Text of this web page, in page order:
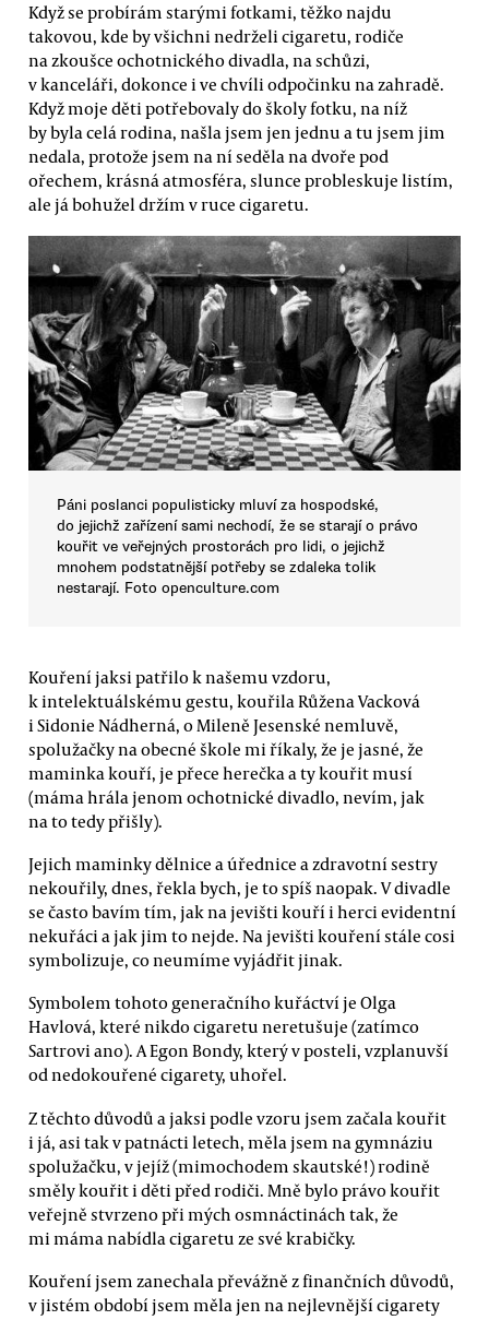
Když se probírám starými fotkami, těžko najdu
takovou, kde by všichni nedrželi cigaretu, rodiče
na zkoušce ochotnického divadla, na schůzi,
v kanceláři, dokonce i ve chvíli odpočinku na zahradě.
Když moje děti potřebovaly do školy fotku, na níž
by byla celá rodina, našla jsem jen jednu a tu jsem jim
nedala, protože jsem na ní seděla na dvoře pod
ořechem, krásná atmosféra, slunce probleskuje listím,
ale já bohužel držím v ruce cigaretu.
Páni poslanci populisticky mluví za hospodské,
do jejichž zařízení sami nechodí, že se starají o právo
kouřit ve veřejných prostorách pro lidi, o jejichž
mnohem podstatnější potřeby se zdaleka tolik
nestarají. Foto openculture.com
Kouření jaksi patřilo k našemu vzdoru,
k intelektuálskému gestu, kouřila Růžena Vacková
i Sidonie Nádherná, o Mileně Jesenské nemluvě,
spolužačky na obecné škole mi říkaly, že je jasné, že
maminka kouří, je přece herečka a ty kouřit musí
(máma hrála jenom ochotnické divadlo, nevím, jak
na to tedy přišly).
Jejich maminky dělnice a úřednice a zdravotní sestry
nekouřily, dnes, řekla bych, je to spíš naopak. V divadle
se často bavím tím, jak na jevišti kouří i herci evidentní
nekuřáci a jak jim to nejde. Na jevišti kouření stále cosi
symbolizuje, co neumíme vyjádřit jinak.
Symbolem tohoto generačního kuřáctví je Olga
Havlová, které nikdo cigaretu neretušuje (zatímco
Sartrovi ano). A Egon Bondy, který v posteli, vzplanuvší
od nedokouřené cigarety, uhořel.
Z těchto důvodů a jaksi podle vzoru jsem začala kouřit
i já, asi tak v patnácti letech, měla jsem na gymnáziu
spolužačku, v jejíž (mimochodem skautské!) rodině
směly kouřit i děti před rodiči. Mně bylo právo kouřit
veřejně stvrzeno při mých osmnáctinách tak, že
mi máma nabídla cigaretu ze své krabičky.
Kouření jsem zanechala převážně z finančních důvodů,
v jistém období jsem měla jen na nejlevnější cigarety